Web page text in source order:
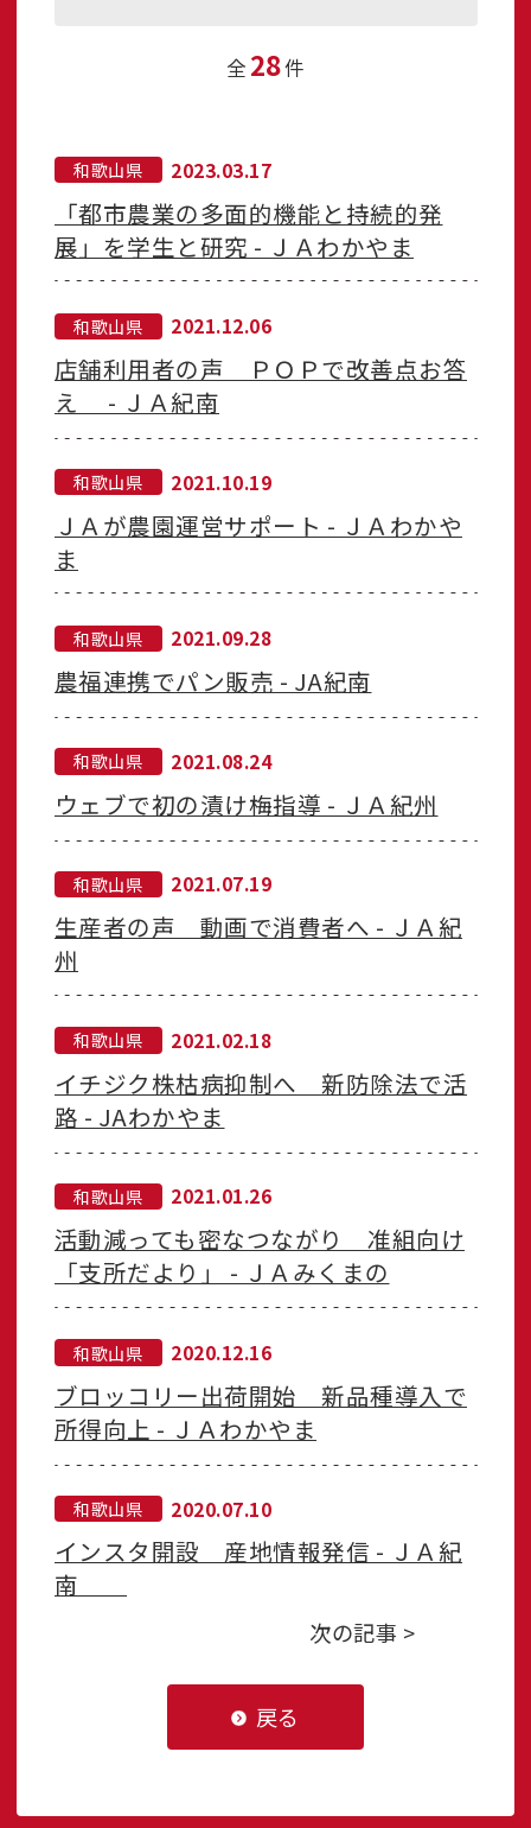
全 28件
和歌山県 2023.03.17
「都市農業の多面的機能と持続的発
展」を学生と研究 - ＪＡわかやま
和歌山県 2021.12.06
店舗利用者の声 ＰＯＰで改善点お答
え - ＪＡ紀南
和歌山県 2021.10.19
ＪＡが農園運営サポート - ＪＡわかや
ま
和歌山県 2021.09.28
農福連携でパン販売 - JA紀南
和歌山県 2021.08.24
ウェブで初の漬け梅指導 - ＪＡ紀州
和歌山県 2021.07.19
生産者の声 動画で消費者へ - ＪＡ紀
州
和歌山県 2021.02.18
イチジク株枯病抑制へ 新防除法で活
路 - JAわかやま
和歌山県 2021.01.26
活動減っても密なつながり 准組向け
「支所だより」 - ＪＡみくまの
和歌山県 2020.12.16
ブロッコリー出荷開始 新品種導入で
所得向上 - ＪＡわかやま
和歌山県 2020.07.10
インスタ開設 産地情報発信 - ＪＡ紀
南
次の記事 >
戻る